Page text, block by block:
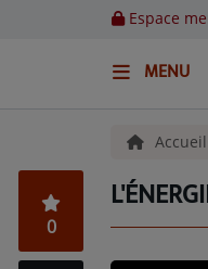
Espace
MENU
Emissions
BENJI & COMPAGNIE
Accueil
0